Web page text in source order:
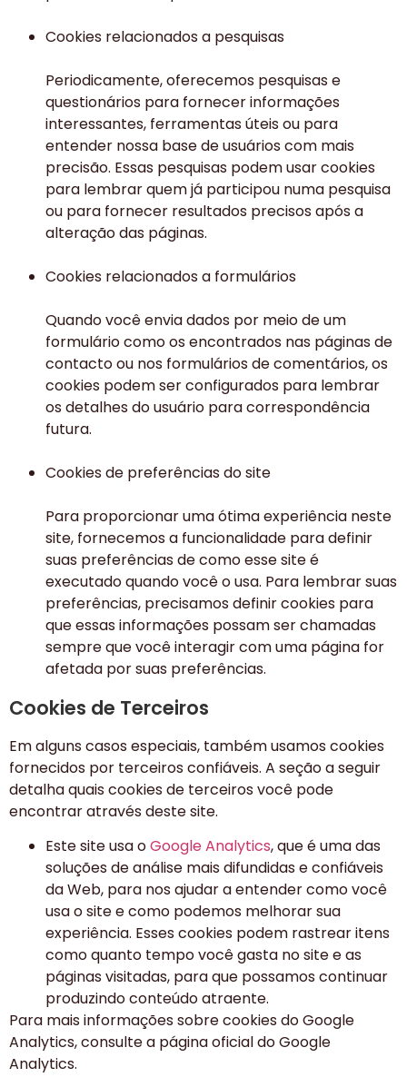
Cookies relacionados a pesquisas
Periodicamente, oferecemos pesquisas e
questionários para fornecer informações
interessantes, ferramentas úteis ou para
entender nossa base de usuários com mais
precisão. Essas pesquisas podem usar cookies
para lembrar quem já participou numa pesquisa
ou para fornecer resultados precisos após a
alteração das páginas.
Cookies relacionados a formulários
Quando você envia dados por meio de um
formulário como os encontrados nas páginas de
contacto ou nos formulários de comentários, os
cookies podem ser configurados para lembrar
os detalhes do usuário para correspondência
futura.
Cookies de preferências do site
Para proporcionar uma ótima experiência neste
site, fornecemos a funcionalidade para definir
suas preferências de como esse site é
executado quando você o usa. Para lembrar suas
preferências, precisamos definir cookies para
que essas informações possam ser chamadas
sempre que você interagir com uma página for
afetada por suas preferências.
Cookies de Terceiros
Em alguns casos especiais, também usamos cookies
fornecidos por terceiros confiáveis. A seção a seguir
detalha quais cookies de terceiros você pode
encontrar através deste site.
Este site usa oGoogle Analytics, que é uma das
soluções de análise mais difundidas e confiáveis ​​
da Web, para nos ajudar a entender como você
usa o site e como podemos melhorar sua
experiência. Esses cookies podem rastrear itens
como quanto tempo você gasta no site e as
páginas visitadas, para que possamos continuar
produzindo conteúdo atraente.
Para mais informações sobre cookies do Google
Analytics, consulte a página oficial do Google
Analytics.